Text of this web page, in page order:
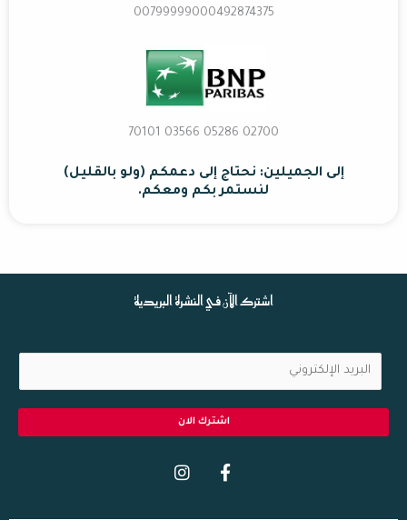
00799999000492874375
02700 70101 03566 05286
إلى الجميلين: نحتاج إلى دعمكم (ولو بالقليل)
لنستمر بكم ومعكم.
اشترك الآن في النشرة البريدية
ل
ر
اشترك الان
F
a
I
n